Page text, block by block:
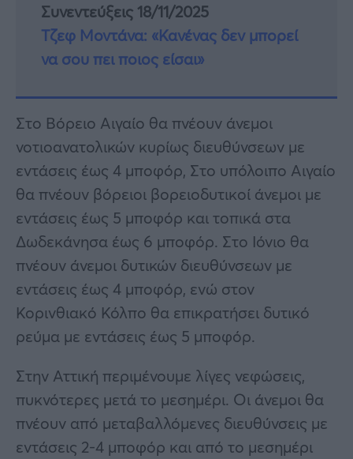
Συνεντεύξεις 18/11/2025
Τζεφ Μοντάνα: «Κανένας δεν μπορεί
να σου πει ποιος είσαι»
Στο Βόρειο Αιγαίο θα πνέουν άνεμοι
νοτιοανατολικών κυρίως διευθύνσεων με
εντάσεις έως 4 μποφόρ, Στο υπόλοιπο Αιγαίο
θα πνέουν βόρειοι βορειοδυτικοί άνεμοι με
εντάσεις έως 5 μποφόρ και τοπικά στα
Δωδεκάνησα έως 6 μποφόρ. Στο Ιόνιο θα
πνέουν άνεμοι δυτικών διευθύνσεων με
εντάσεις έως 4 μποφόρ, ενώ στον
Κορινθιακό Κόλπο θα επικρατήσει δυτικό
ρεύμα με εντάσεις έως 5 μποφόρ.
Στην Αττική περιμένουμε λίγες νεφώσεις,
πυκνότερες μετά το μεσημέρι. Οι άνεμοι θα
πνέουν από μεταβαλλόμενες διευθύνσεις με
εντάσεις 2-4 μποφόρ και από το μεσημέρι